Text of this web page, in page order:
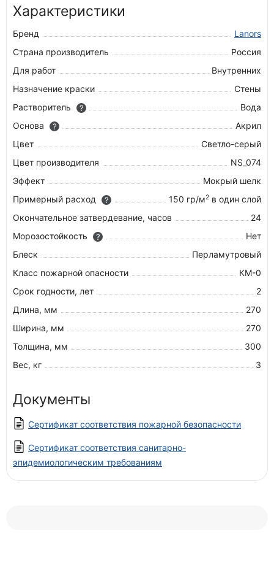
Характеристики
Бренд
Lanors
Страна производитель
Россия
Для работ
Внутренних
Назначение краски
Стены
Растворитель
?
Вода
Основа
?
Акрил
Цвет
Светло-серый
Цвет производителя
NS_074
Эффект
Мокрый шелк
Примерный расход
? 150 гр/м2 в один слой
Окончательное затвердевание, часов
24
Морозостойкость
?
Нет
Блеск
Перламутровый
Класс пожарной опасности
КМ-0
Срок годности, лет
2
Длина, мм
270
Ширина, мм
270
Толщина, мм
300
Вес, кг
3
Документы
Сертификат соответствия пожарной безопасности
Сертификат соответствия санитарно-
эпидемиологическим требованиям